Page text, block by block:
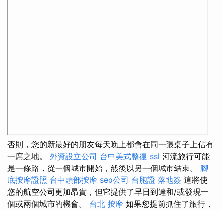
否則，您的新最好的朋友每天晚上都會在同一張桌子上佔有
一席之地。 外資設立公司 台中美式整復 ssl 河流旅行可能
是一條路，從一個城市開始，然後以另一個城市結束。 腳
底按摩證照 台中頭部按摩 seo公司 台胞證 落地簽 這將使
您的航空公司更加昂貴，但它提供了早日到達和/或發現一
個或兩個城市的機會。 台北 按摩 如果您提前抓住了旅行，